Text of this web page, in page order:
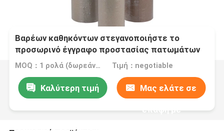
Βαρέων καθηκόντων στεγανοποιήστε το
προσωρινό έγγραφο προστασίας πατωμάτων
πλάτους 800mm
MOQ：1 ρολά (δωρεάν δείγμα μεγέθους A4) Τιμή：negotiable
Καλύτερη τιμή Μας ελάτε σε
επαφή με